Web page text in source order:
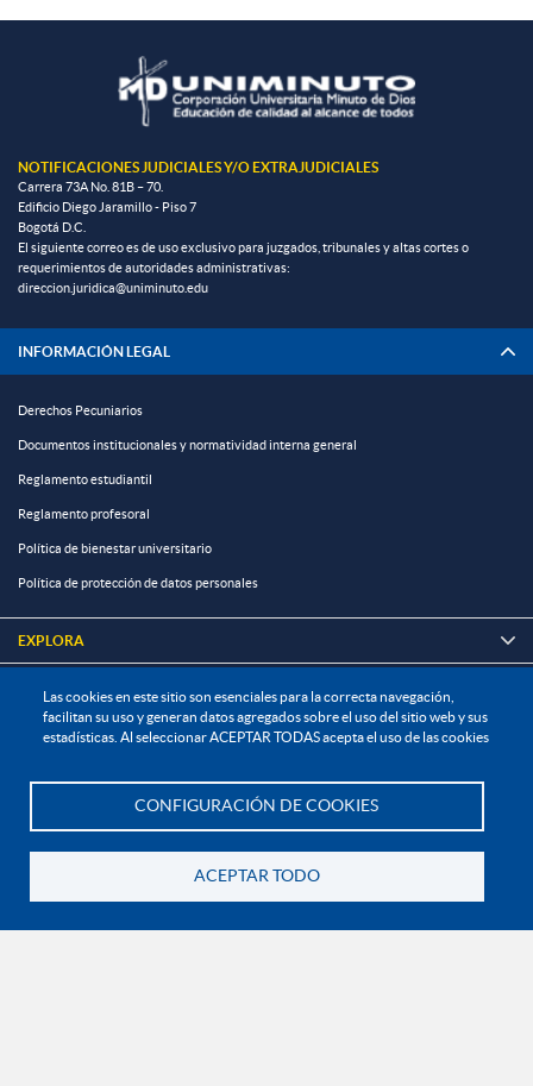
Las cookies en este sitio son esenciales para la correcta navegación,
facilitan su uso y generan datos agregados sobre el uso del sitio web y sus
estadísticas. Al seleccionar ACEPTAR TODAS acepta el uso de las cookies
CONFIGURACIÓN DE COOKIES
ACEPTAR TODO
NOTIFICACIONES JUDICIALES Y/O EXTRAJUDICIALES
Carrera 73A No. 81B – 70.
Edificio Diego Jaramillo - Piso 7
Bogotá D.C.
El siguiente correo es de uso exclusivo para juzgados, tribunales y altas cortes o
requerimientos de autoridades administrativas:
direccion.juridica@uniminuto.edu
INFORMACIÓN LEGAL
Derechos Pecuniarios
Documentos institucionales y normatividad interna general
Reglamento estudiantil
Reglamento profesoral
Política de bienestar universitario
Política de protección de datos personales
EXPLORA 
¡CONÉCTATE CON LA INSTITUCIÓN!
Línea nacional gratuita:01 8000 11 93 90